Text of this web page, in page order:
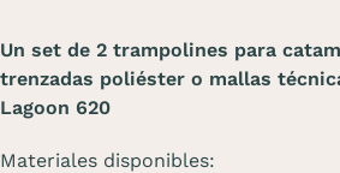
Un set de 2 trampolines para
trenzadas poliéster o mallas
Lagoon 620
Materiales disponibles: